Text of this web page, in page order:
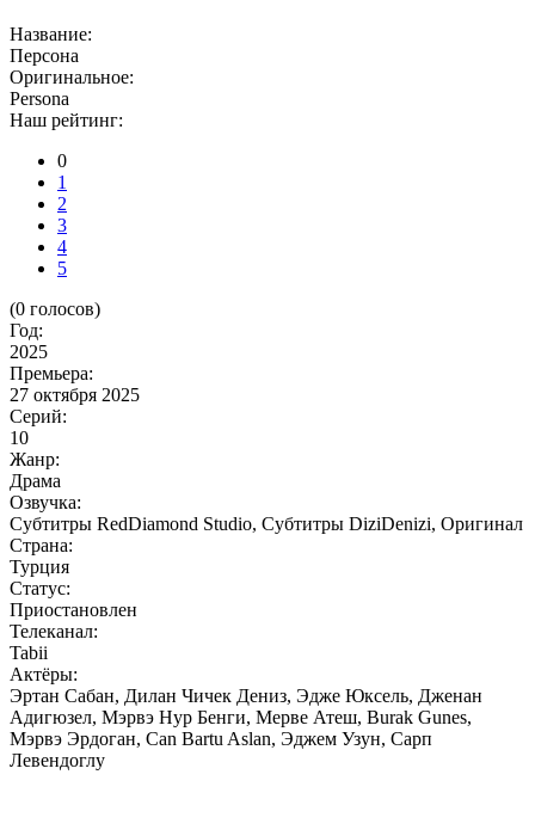
Название:
Персона
Оригинальное:
Persona
Наш рейтинг:
0
1
2
3
4
5
(0 голосов)
Год:
2025
Премьера:
27 октября 2025
Серий:
10
Жанр:
Драма
Озвучка:
Субтитры RedDiamond Studio, Субтитры DiziDenizi, Оригинал
Страна:
Турция
Статус:
Приостановлен
Телеканал:
Tabii
Актёры:
Эртан Сабан, Дилан Чичек Дениз, Эдже Юксель, Дженан
Адигюзел, Мэрвэ Нур Бенги, Мерве Атеш, Burak Gunes,
Мэрвэ Эрдоган, Can Bartu Aslan, Эджем Узун, Сарп
Левендоглу